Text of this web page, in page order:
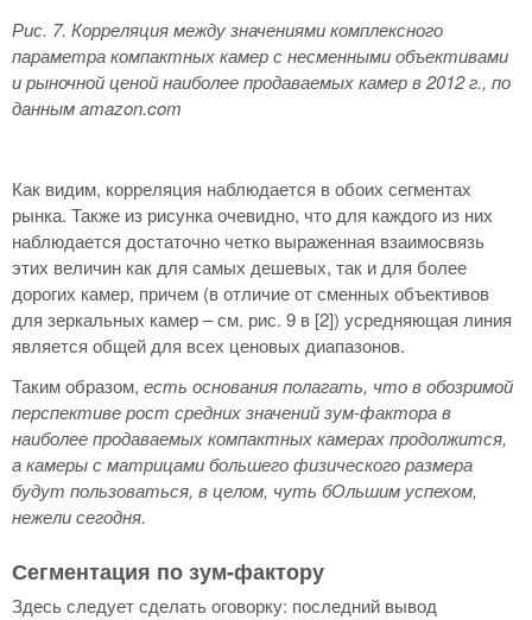
Рис. 7. Корреляция между значениями комплексного
параметра компактных камер с несменными объективами
и рыночной ценой наиболее продаваемых камер в 2012 г., по
даннымamazon.com
Как видим, корреляция наблюдается в обоих сегментах
рынка. Также из рисунка очевидно, что для каждого из них
наблюдается достаточно четко выраженная взаимосвязь
этих величин как для самых дешевых, так и для более
дорогих камер, причем (в отличие от сменных объективов
для зеркальных камер – см. рис. 9 в [2]) усредняющая линия
является общей для всех ценовых диапазонов.
Таким образом, есть основания полагать, что в обозримой
перспективе рост средних значений зум-фактора в
наиболее продаваемых компактных камерах продолжится,
а камеры с матрицами большего физического размера
будут пользоваться, в целом, чуть бОльшим успехом,
нежели сегодня.
Сегментация по зум-фактору
Здесь следует сделать оговорку: последний вывод